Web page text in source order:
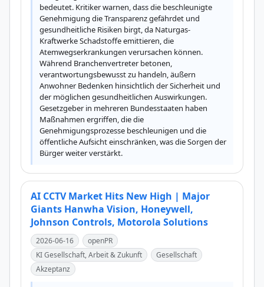
bedeutet. Kritiker warnen, dass die beschleunigte
Genehmigung die Transparenz gefährdet und
gesundheitliche Risiken birgt, da Naturgas-
Kraftwerke Schadstoffe emittieren, die
Atemwegserkrankungen verursachen können.
Während Branchenvertreter betonen,
verantwortungsbewusst zu handeln, äußern
Anwohner Bedenken hinsichtlich der Sicherheit und
der möglichen gesundheitlichen Auswirkungen.
Gesetzgeber in mehreren Bundesstaaten haben
Maßnahmen ergriffen, die die
Genehmigungsprozesse beschleunigen und die
öffentliche Aufsicht einschränken, was die Sorgen der
Bürger weiter verstärkt.
AI CCTV Market Hits New High | Major
Giants Hanwha Vision, Honeywell,
Johnson Controls, Motorola Solutions
2026-06-16
openPR
KI Gesellschaft, Arbeit & Zukunft
Gesellschaft
Akzeptanz